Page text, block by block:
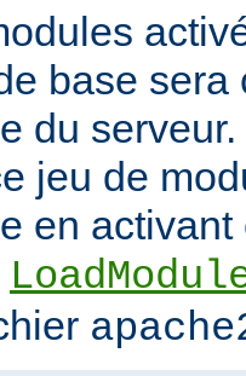
base sera
du
jeu de
en